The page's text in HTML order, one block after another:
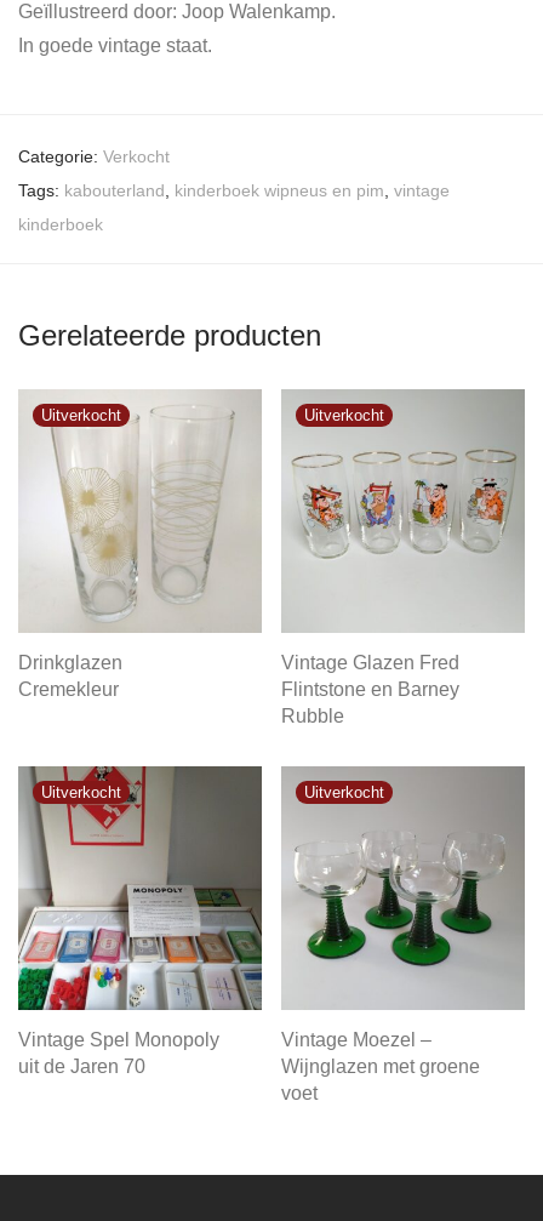
Geïllustreerd door: Joop Walenkamp.
In goede vintage staat.
Categorie: Verkocht
Tags: kabouterland kinderboek wipneus en pim vintage
kinderboek
Gerelateerde producten
Drinkglazen
Cremekleur
Vintage Glazen Fred
Flintstone en Barney
Rubble
Vintage Spel Monopoly
uit de Jaren 70
Vintage Moezel –
Wijnglazen met groene
voet